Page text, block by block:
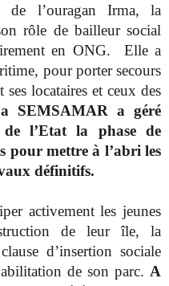
de l’ouragan Irma, la
rôle de bailleur social
en ONG.
Elle a
pour porter secours
locataires et ceux des
SEMSAMAR a géré
de l’Etat la phase de
pour mettre à l’abri les
définitifs.
activement les jeunes
de leur île, la
d’insertion sociale
de son parc. A